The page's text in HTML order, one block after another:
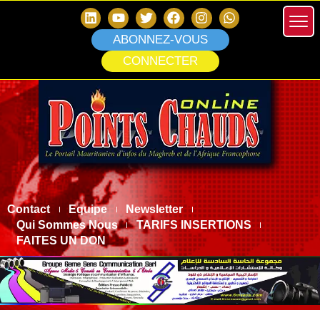
ABONNEZ-VOUS
CONNECTER
Contact Equipe
Newsletter
Qui Sommes Nous
TARIFS INSERTIONS
FAITES UN DON